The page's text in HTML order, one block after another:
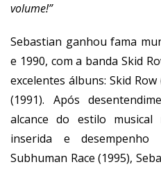
volume!”
Sebastian ganhou fama
e 1990, com a banda Skid
excelentes álbuns: Skid
(1991). Após
alcance do estilo
inserida e
Subhuman Race (1995),